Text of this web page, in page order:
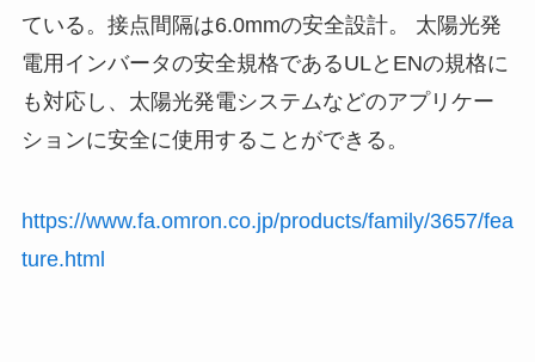
ている。接点間隔は6.0mmの安全設計。 太陽光発
電用インバータの安全規格であるULとENの規格に
も対応し、太陽光発電システムなどのアプリケー
ションに安全に使用することができる。
https://www.fa.omron.co.jp/products/family/3657/fea
ture.html